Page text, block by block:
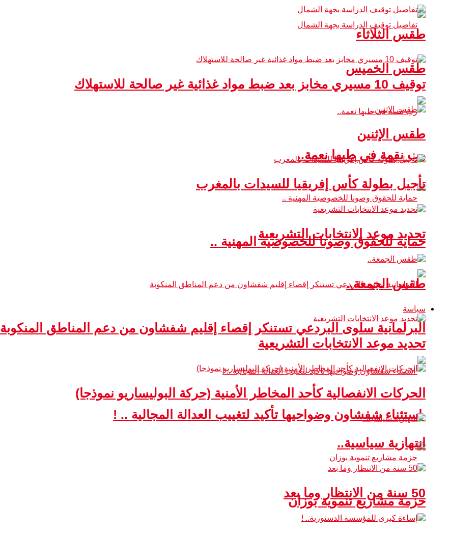
طقس الخميس
رب نقمة في طيها نعمة..
حماية للحقوق وصونا للخصوصية المهنية ..
البرلمانية سلوى البردعي تستنكر إقصاء إقليم شفشاون من دعم المناطق المنكوبة
استثناء شفشاون وضواحيها تأكيد لتغييب العدالة المجالية .. !
حزمة مشاريع تنموية بوزان
طقس الثلاثاء
توقيف 10 مسيري مخابز بعد ضبط مواد غذائية غير صالحة للاستهلاك
طقس الإثنين
تأجيل بطولة كأس إفريقيا للسيدات بالمغرب
تحديد موعد الانتخابات التشريعية
طقس الجمعة..
سياسة
تحديد موعد الانتخابات التشريعية
الحركات الانفصالية كأحد المخاطر الأمنية (حركة البوليساريو نموذجا)
انتهازية سياسية..
50 سنة من الانتظار وما بعد